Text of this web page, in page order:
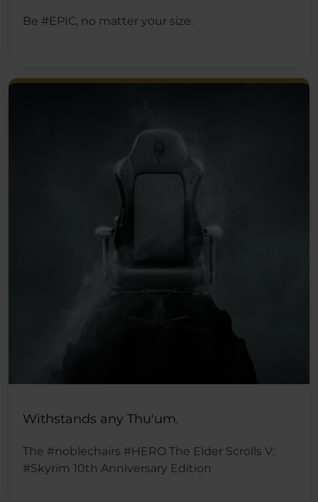
Be #EPIC, no matter your size.
Withstands any Thu'um.
The #noblechairs #HERO The Elder Scrolls V:
#Skyrim 10th Anniversary Edition